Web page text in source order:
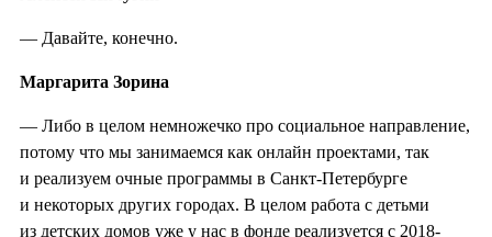
— Давайте, конечно.
Маргарита Зорина
— Либо в целом немножечко про социальное направление,
потому что мы занимаемся как онлайн проектами, так
и реализуем очные программы в Санкт-Петербурге
и некоторых других городах. В целом работа с детьми
из детских домов уже у нас в фонде реализуется с 2018-